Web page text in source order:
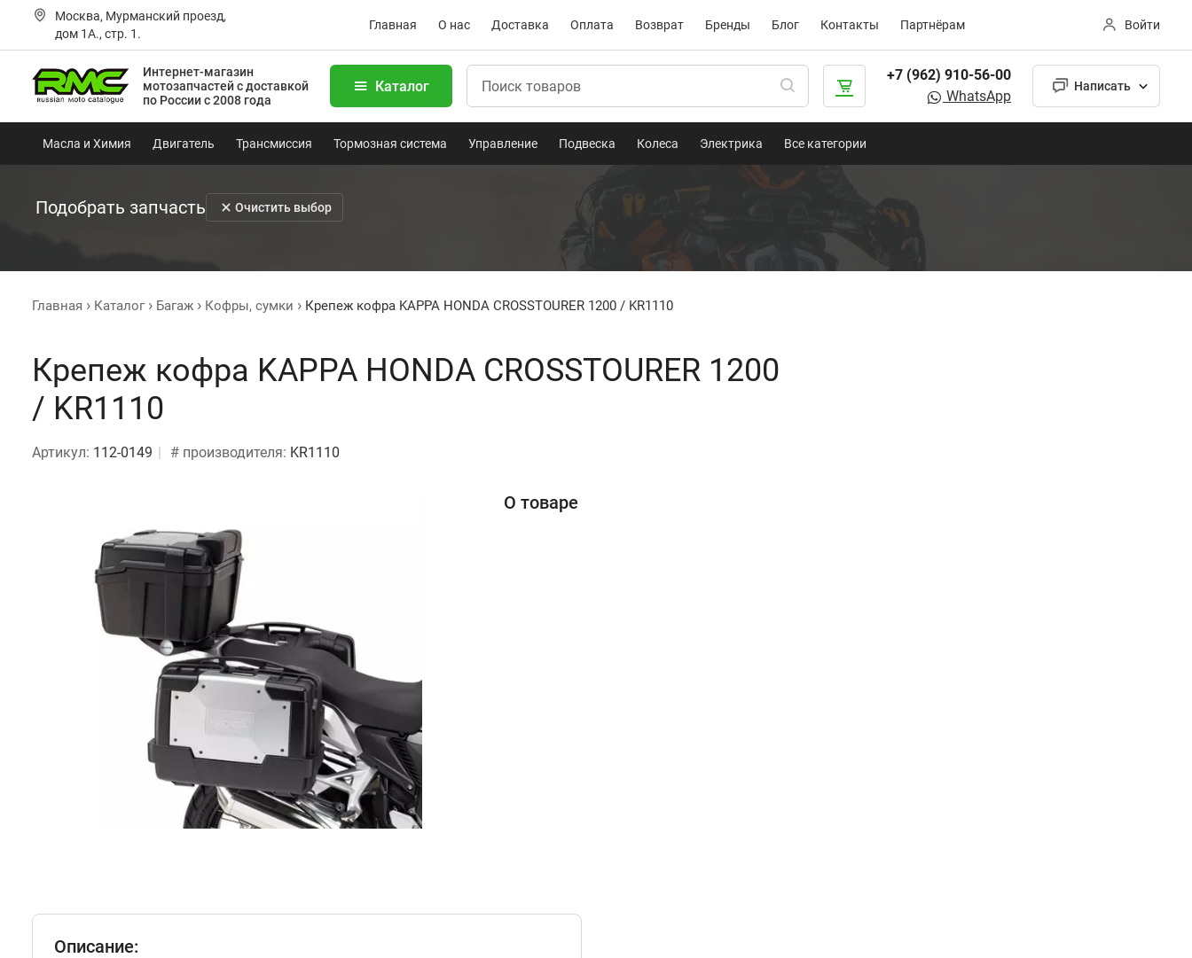
Москва, Мурманский проезд,
дом 1А., стр. 1.
Главная О нас Доставка Оплата Возврат Бренды Блог Контакты Партнёрам Войти
Интернет-магазин
мотозапчастейс доставкой
по России с 2008 года
Каталог
+7 (962) 910-56-00
WhatsApp
Написать
Масла и Химия Двигатель Трансмиссия Тормозная система Управление Подвеска Колеса Электрика Все категории
Подобрать запчасть Очистить выбор
Главная Каталог Багаж Кофры, сумки Крепеж кофра KAPPA HONDA CROSSTOURER 1200 / KR1110
Крепеж кофра KAPPA HONDA CROSSTOURER 1200
/ KR1110
Артикул: 112-0149 # производителя: KR1110
О товаре
Описание: